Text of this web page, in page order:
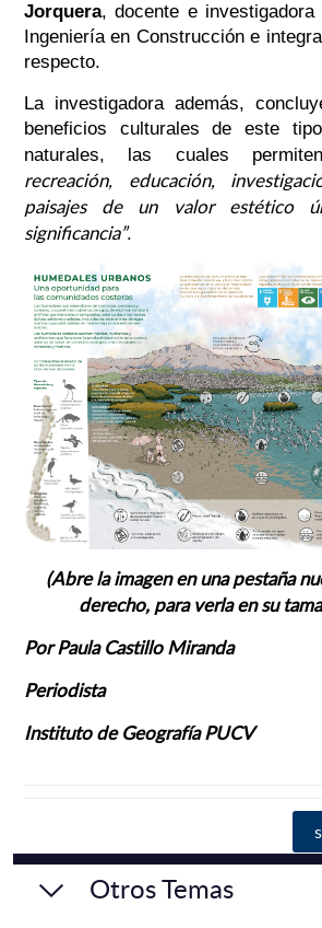
Jorquera, docente e
Ingeniería en Construcción e
respecto.
La investigadora además,
beneficios culturales de este
naturales, las cuales
recreación, educación,
paisajes de un valor estético
significancia”.
(Abre la imagen en una pestaña
derecho, para verla en su
Por Paula Castillo Miranda
Periodista
Instituto de Geografía PUCV
Otros Temas